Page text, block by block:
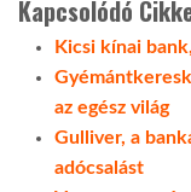
Kapcsolódó
Kicsi kínai
az egész világ
Gulliver, a
adócsalást